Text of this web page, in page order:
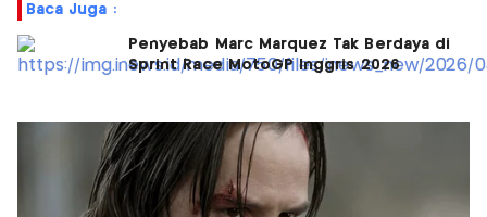
Baca Juga :
Penyebab Marc Marquez Tak Berdaya di
Sprint Race MotoGP Inggris 2026